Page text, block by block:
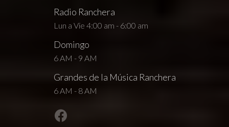
Radio Ranchera
Lun a Vie 4:00 am - 6:00 am
Domingo
6 AM - 9 AM
Grandes de la Música Ranchera
6 AM - 8 AM